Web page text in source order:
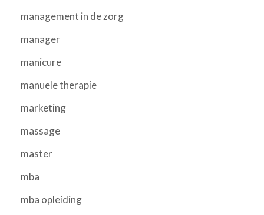
management in de zorg
manager
manicure
manuele therapie
marketing
massage
master
mba
mba opleiding